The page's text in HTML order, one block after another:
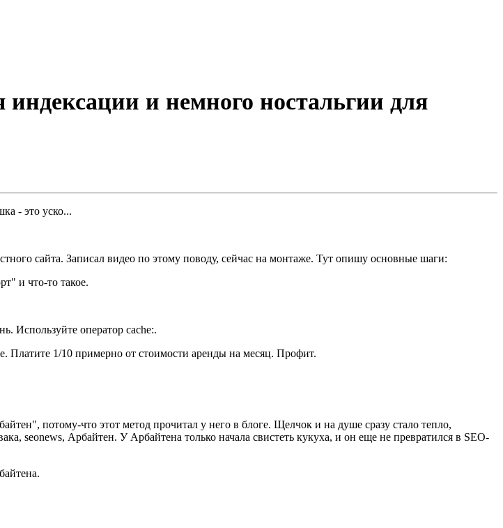
и немного ностальгии для
сайта. Записал видео по этому поводу, сейчас на монтаже. Тут опишу основные шаги:
и что-то такое.
Используйте оператор cache:.
Платите 1/10 примерно от стоимости аренды на месяц. Профит.
потому-что этот метод прочитал у него в блоге. Щелчок и на душе сразу стало тепло,
seonews, Арбайтен. У Арбайтена только начала свистеть кукуха, и он еще не превратился в SEO-